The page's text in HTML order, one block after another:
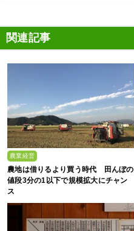
関連記事
農業経営
農地は借りるより買う時代 田んぼの
値段3分の1以下で規模拡大にチャン
ス